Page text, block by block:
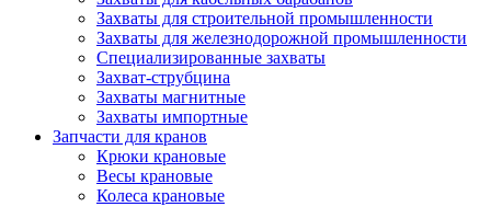
Захваты для строительной промышленности
Захваты для железнодорожной промышленности
Специализированные захваты
Захват-струбцина
Захваты магнитные
Захваты импортные
Запчасти для кранов
Крюки крановые
Весы крановые
Колеса крановые